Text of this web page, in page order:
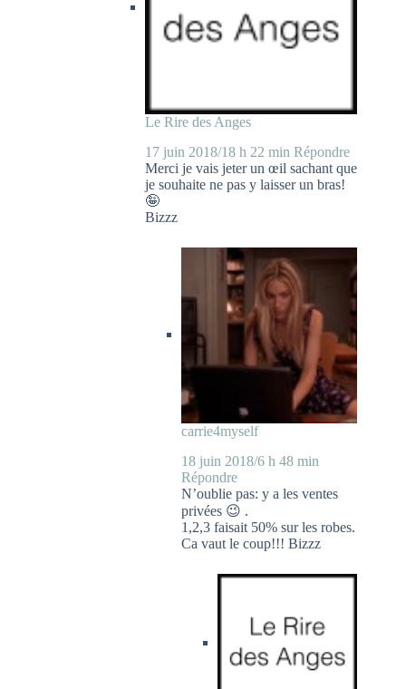
Le Rire des Anges
17 juin 2018/18 h 22 min Répondre
Merci je vais jeter un œil sachant que
je souhaite ne pas y laisser un bras!
🤪
Bizzz
carrie4myself
18 juin 2018/6 h 48 min
Répondre
N’oublie pas: y a les ventes
privées 😉 .
1,2,3 faisait 50% sur les robes.
Ca vaut le coup!!! Bizzz